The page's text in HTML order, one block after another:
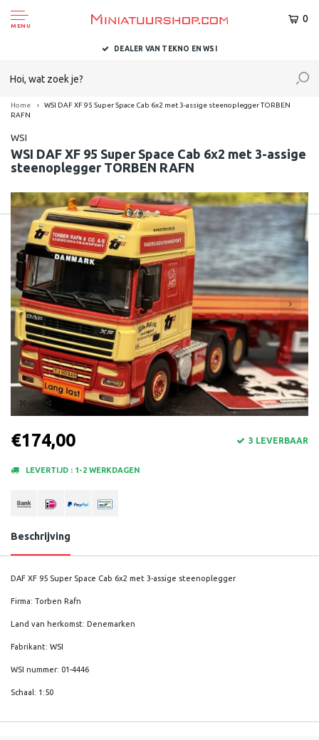
MENU
0
DEALER VAN TEKNO EN WSI
Home
WSI DAF XF 95 Super Space Cab 6x2 met 3-assige steenoplegger TORBEN
RAFN
WSI
WSI DAF XF 95 Super Space Cab 6x2 met 3-assige
steenoplegger TORBEN RAFN
€174,00 3 LEVERBAAR
LEVERTIJD : 1-2 WERKDAGEN
Beschrijving
DAF XF 95 Super Space Cab 6x2 met 3-assige steenoplegger
Firma: Torben Rafn
Land van herkomst: Denemarken
Fabrikant: WSI
WSI nummer: 01-4446
Schaal: 1:50